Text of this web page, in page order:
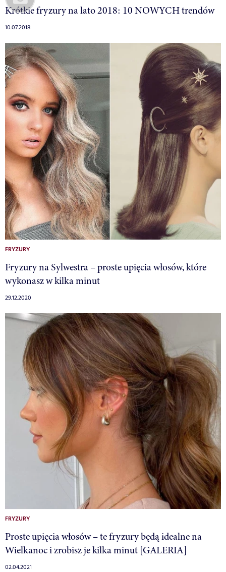
Krótkie fryzury na lato 2018: 10 NOWYCH trendów
10.07.2018
FRYZURY
Fryzury na Sylwestra – proste upięcia włosów, które
wykonasz w kilka minut
29.12.2020
FRYZURY
Proste upięcia włosów – te fryzury będą idealne na
Wielkanoc i zrobisz je kilka minut [GALERIA]
02.04.2021